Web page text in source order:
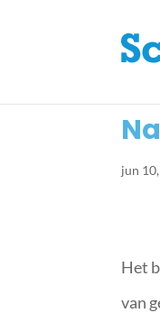
jun
Het
van